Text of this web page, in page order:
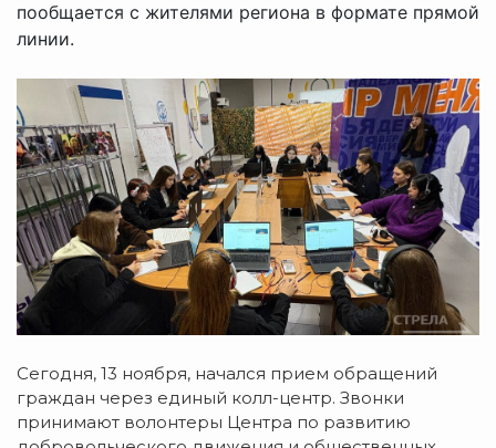
пообщается с жителями региона в формате прямой
линии.
Сегодня, 13 ноября, начался прием обращений
граждан через единый колл-центр. Звонки
принимают волонтеры Центра по развитию